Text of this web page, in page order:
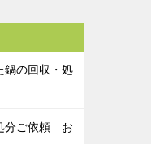
鍋の回収・処
分ご依頼 お